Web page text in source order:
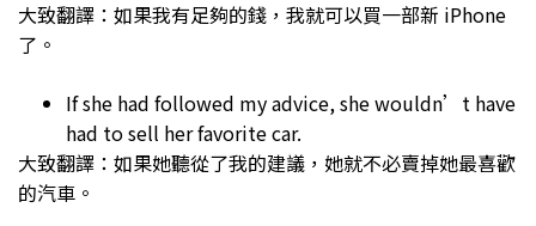
大致翻譯：如果我有足夠的錢，我就可以買一部新 iPhone
了。
If she had followed my advice, she wouldn’t have
had to sell her favorite car.
大致翻譯：如果她聽從了我的建議，她就不必賣掉她最喜歡
的汽車。